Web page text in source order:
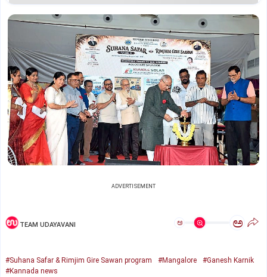
ADVERTISEMENT
TEAM UDAYAVANI ಅ ಅ
#Suhana Safar & Rimjim Gire Sawan program #Mangalore
#Ganesh Karnik
#Kannada news